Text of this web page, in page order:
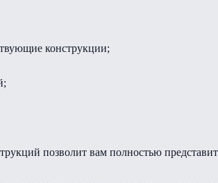
конструкции;
позволит вам полностью